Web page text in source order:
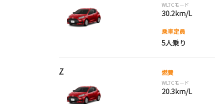
WLTCモード
30.2km/L
乗車定員
5人乗り
Z 燃費
WLTCモード
20.3km/L